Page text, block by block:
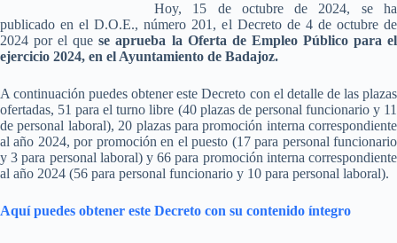
Hoy, 15 de octubre de 2024, se ha
publicado en el D.O.E., número 201, el Decreto de 4 de octubre de
2024 por el quese aprueba la Oferta de Empleo Público para el
ejercicio 2024, en el Ayuntamiento de Badajoz.
A continuación puedes obtener este Decreto con el detalle de las plazas
ofertadas, 51 para el turno libre (40 plazas de personal funcionario y 11
de personal laboral), 20 plazas para promoción interna correspondiente
al año 2024, por promoción en el puesto (17 para personal funcionario
y 3 para personal laboral) y 66 para promoción interna correspondiente
al año 2024 (56 para personal funcionario y 10 para personal laboral).
Aquí puedes obtener este Decreto con su contenido íntegro